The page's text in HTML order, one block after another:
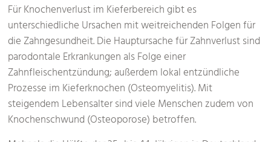
Für Knochenverlust im Kieferbereich gibt es
unterschiedliche Ursachen mit weitreichenden Folgen für
die Zahngesundheit. Die Hauptursache für Zahnverlust sind
parodontale Erkrankungen als Folge einer
Zahnfleischentzündung; außerdem lokal entzündliche
Prozesse im Kieferknochen (Osteomyelitis). Mit
steigendem Lebensalter sind viele Menschen zudem von
Knochenschwund (Osteoporose) betroffen.